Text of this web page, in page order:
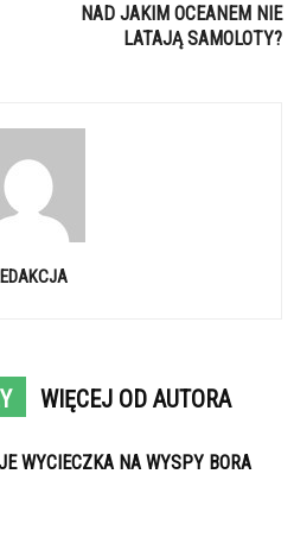
NAD JAKIM OCEANEM NIE
LATAJĄ SAMOLOTY?
WIĘCEJ OD AUTORA
WYCIECZKA NA WYSPY BORA